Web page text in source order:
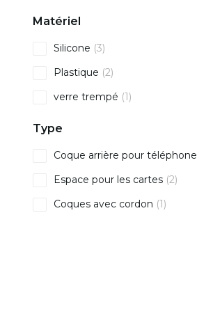
Matériel
Silicone (3)
Plastique (2)
verre trempé (1)
Type
Coque arrière pour téléphone
Espace pour les cartes (2)
Coques avec cordon (1)
Délai de rétractation de 100 jours